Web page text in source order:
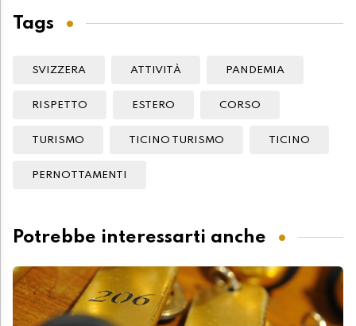
Tags
SVIZZERA ATTIVITÀ PANDEMIA
RISPETTO ESTERO CORSO
TURISMO TICINO TURISMO TICINO
PERNOTTAMENTI
Potrebbe interessarti anche